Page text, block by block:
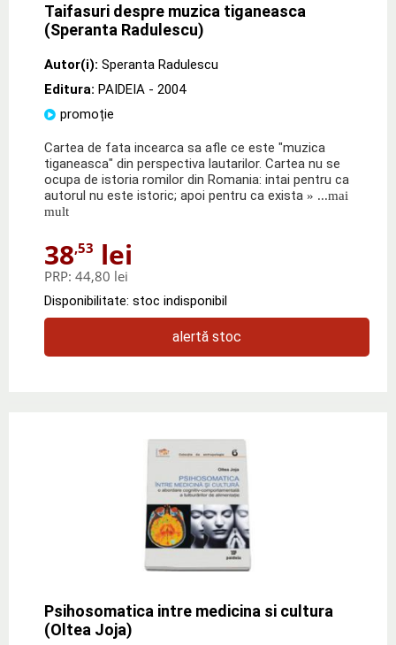
Taifasuri despre muzica tiganeasca
(Speranta Radulescu)
Autor(i): Speranta Radulescu
Editura: PAIDEIA - 2004
promoție
Cartea de fata incearca sa afle ce este "muzica
tiganeasca" din perspectiva lautarilor. Cartea nu se
ocupa de istoria romilor din Romania: intai pentru ca
autorul nu este istoric; apoi pentru ca exista » ...mai
mult
38,53 lei
PRP: 44,80 lei
Disponibilitate: stoc indisponibil
alertă stoc
Psihosomatica intre medicina si cultura
(Oltea Joja)